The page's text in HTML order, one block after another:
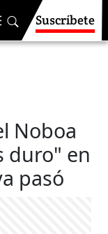
Suscríbete
Noboa
duro" en
pasó